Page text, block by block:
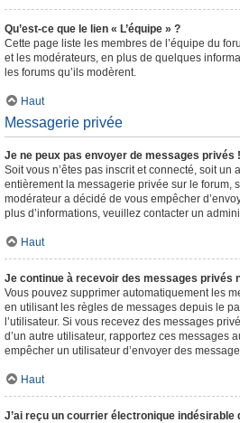
Qu’est-ce que le lien « L’équipe » ?
Cette page liste les membres de l’équipe du
et les modérateurs, en plus de quelques
les forums qu’ils modèrent.
Haut
Messagerie privée
Je ne peux pas envoyer de messages privés !
Soit vous n’êtes pas inscrit et connecté, soit un
entièrement la messagerie privée sur le forum,
modérateur a décidé de vous empêcher
plus d’informations, veuillez contacter un
Haut
Je continue à recevoir des messages privés
Vous pouvez supprimer automatiquement les
en utilisant les règles de messages depuis le
l’utilisateur. Si vous recevez des messages
d’un autre utilisateur, rapportez ces messages
empêcher un utilisateur d’envoyer des
Haut
J’ai reçu un courrier électronique indésirable